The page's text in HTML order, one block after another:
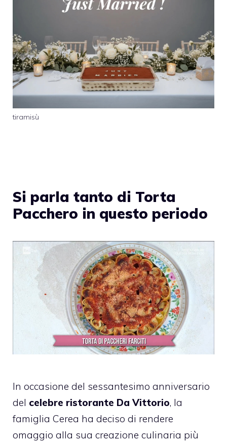
tiramisù
Si parla tanto di Torta
Pacchero in questo periodo
In occasione del sessantesimo anniversario
del celebre ristorante Da Vittorio, la
famiglia Cerea ha deciso di rendere
omaggio alla sua creazione culinaria più